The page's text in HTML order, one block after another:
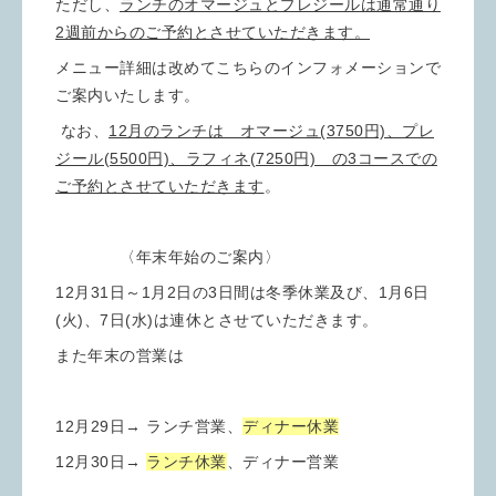
ただし、 ランチのオマージュとプレジールは通常通り
2週前からのご予約とさせていただきます。
メニュー詳細は改めてこちらのインフォメーションで
ご案内いたします。
なお、 12月のランチは オマージュ(3750円)、プレ
ジール(5500円)、ラフィネ(7250円) の3コースでの
ご予約とさせていただきます 。
〈年末年始のご案内〉
12月31日～1月2日の3日間は冬季休業及び、1月6日
(火)、7日(水)は連休とさせていただきます。
また年末の営業は
12月29日→ ランチ営業、 ディナー休業
12月30日→ ランチ休業 、ディナー営業